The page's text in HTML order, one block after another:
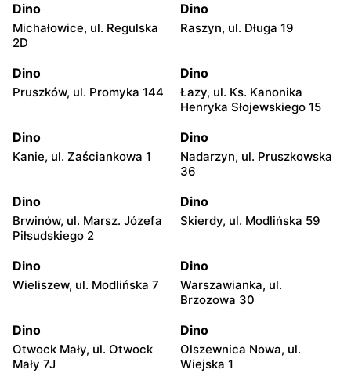
Dino
Michałowice, ul. Regulska
2D
Dino
Raszyn, ul. Długa 19
Dino
Pruszków, ul. Promyka 144
Dino
Łazy, ul. Ks. Kanonika
Henryka Słojewskiego 15
Dino
Kanie, ul. Zaściankowa 1
Dino
Nadarzyn, ul. Pruszkowska
36
Dino
Brwinów, ul. Marsz. Józefa
Piłsudskiego 2
Dino
Skierdy, ul. Modlińska 59
Dino
Wieliszew, ul. Modlińska 7
Dino
Warszawianka, ul.
Brzozowa 30
Dino
Otwock Mały, ul. Otwock
Mały 7J
Dino
Olszewnica Nowa, ul.
Wiejska 1